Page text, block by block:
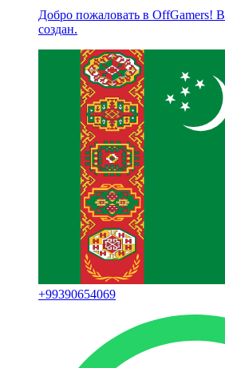
Добро пожаловать в OffGamers!
создан.
+99390654069